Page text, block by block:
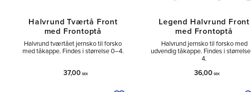
Halvrund Tværtå Front
med Frontoptå
Halvrund tværtået jernsko til forsko
med tåkappe. Findes i størrelse 0–4.
37,00 SEK
Legend Halvrund Front
med Frontoptå
Halvrund jernsko til forsko med
udvendig tåkappe. Findes i størrelse
4.
36,00 SEK